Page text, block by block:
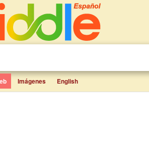
Imágenes English